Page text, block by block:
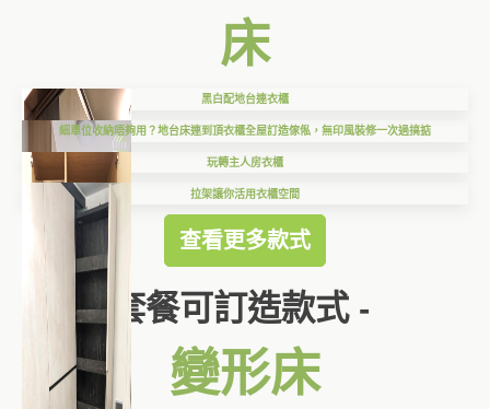
床
黑白配地台連衣櫃
細單位收納唔夠用？地台床連到頂衣櫃全屋訂造傢俬，無印風裝修一次過搞掂
玩轉主人房衣櫃
拉架讓你活用衣櫃空間
查看更多款式
套餐可訂造款式 -
變形床